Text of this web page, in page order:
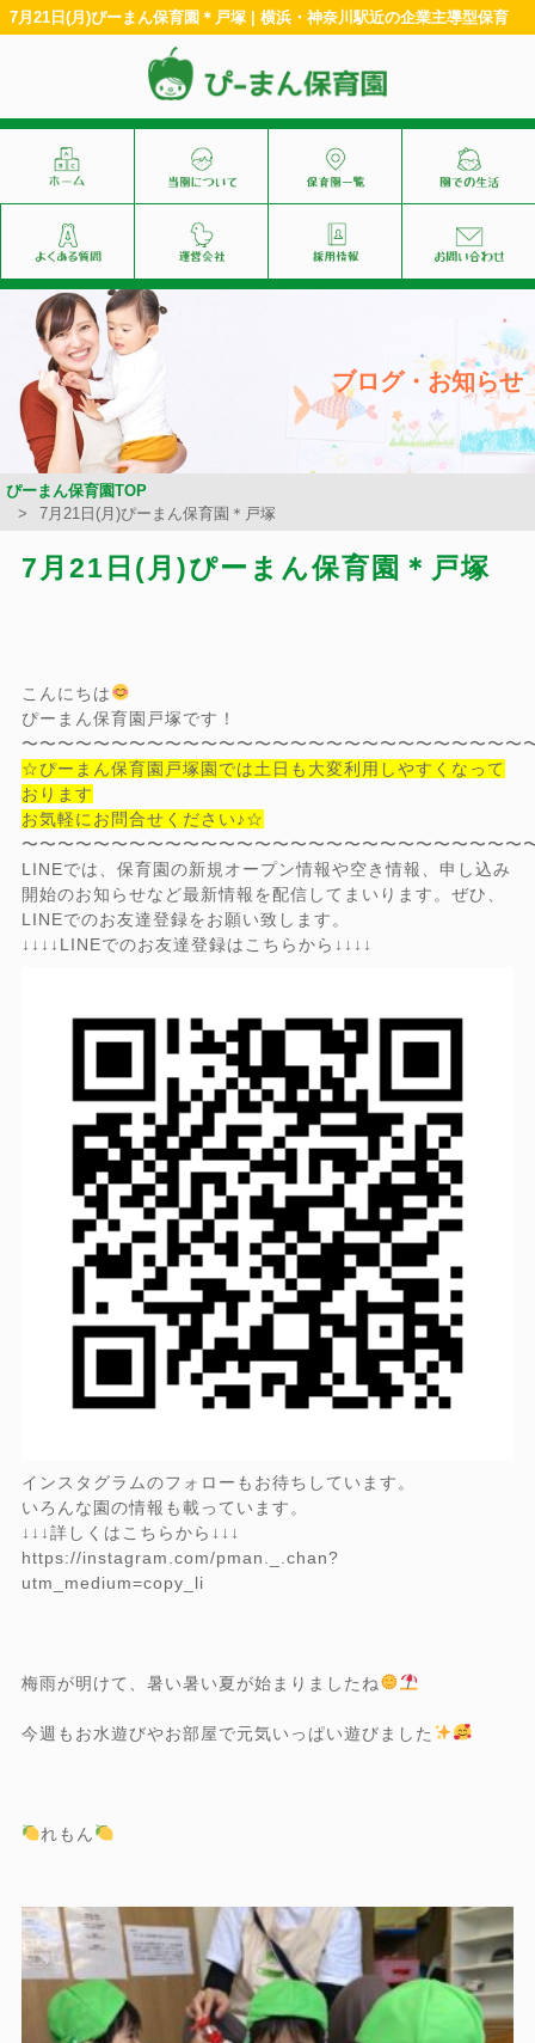
7月21日(月)ぴーまん保育園＊戸塚 | 横浜・神奈川駅近の企業主導型保育
ブログ・お知らせ
ぴーまん保育園TOP
7月21日(月)ぴーまん保育園＊戸塚
7月21日(月)ぴーまん保育園＊戸塚
こんにちは
ぴーまん保育園戸塚です！
〜〜〜〜〜〜〜〜〜〜〜〜〜〜〜〜〜〜〜〜〜〜〜〜〜〜〜〜
☆ぴーまん保育園戸塚園では土日も大変利用しやすくなって
おります
お気軽にお問合せください♪☆
〜〜〜〜〜〜〜〜〜〜〜〜〜〜〜〜〜〜〜〜〜〜〜〜〜〜〜〜
LINEでは、保育園の新規オープン情報や空き情報、申し込み
開始のお知らせなど最新情報を配信してまいります。ぜひ、
LINEでのお友達登録をお願い致します。
↓↓↓↓LINEでのお友達登録はこちらから↓↓↓↓
インスタグラムのフォローもお待ちしています。
いろんな園の情報も載っています。
↓↓↓詳しくはこちらから↓↓↓
https://instagram.com/pman._.chan?
utm_medium=copy_li
梅雨が明けて、暑い暑い夏が始まりましたね
今週もお水遊びやお部屋で元気いっぱい遊びました
れもん